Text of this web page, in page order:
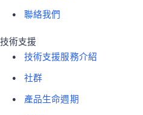
聯絡我們
技術支援
技術支援服務介紹
社群
產品生命週期